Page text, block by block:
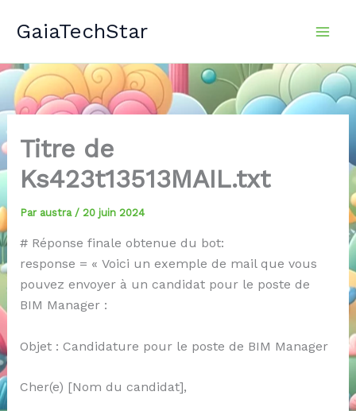
GaiaTechStar
Titre de
Ks423t13513MAIL.txt
Par austra / 20 juin 2024
# Réponse finale obtenue du bot:
response = « Voici un exemple de mail que vous
pouvez envoyer à un candidat pour le poste de
BIM Manager :
Objet : Candidature pour le poste de BIM Manager
Cher(e) [Nom du candidat],